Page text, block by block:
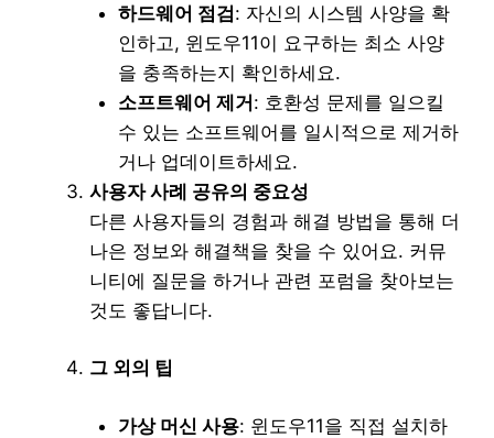
하드웨어 점검: 자신의 시스템 사양을 확
인하고, 윈도우11이 요구하는 최소 사양
을 충족하는지 확인하세요.
소프트웨어 제거: 호환성 문제를 일으킬
수 있는 소프트웨어를 일시적으로 제거하
거나 업데이트하세요.
사용자 사례 공유의 중요성
다른 사용자들의 경험과 해결 방법을 통해 더
나은 정보와 해결책을 찾을 수 있어요. 커뮤
니티에 질문을 하거나 관련 포럼을 찾아보는
것도 좋답니다.
그 외의 팁
가상 머신 사용: 윈도우11을 직접 설치하